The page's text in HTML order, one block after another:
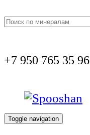
+7 950 765 35 96
Toggle navigation